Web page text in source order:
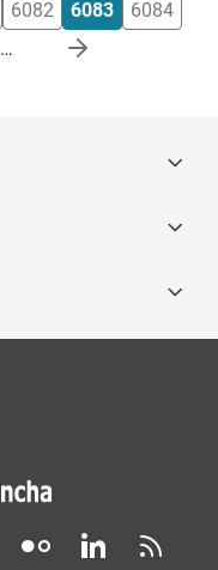
6082 6083
6084
…